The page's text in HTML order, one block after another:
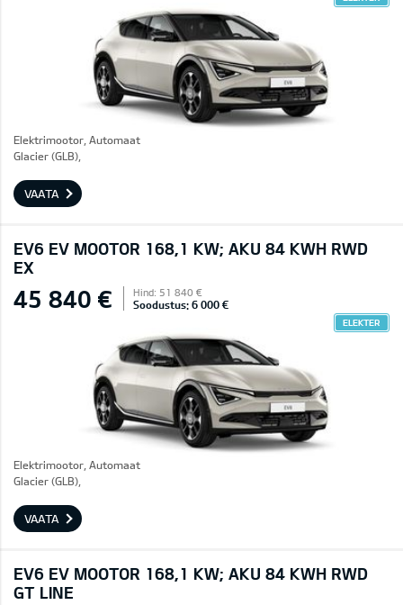
Elektrimootor, Automaat
Glacier (GLB),
VAATA
EV6 EV MOOTOR 168,1 KW; AKU 84 KWH RWD
EX
45 840 € Hind: 51 840 €
Soodustus: 6 000 €
ELEKTER
Elektrimootor, Automaat
Glacier (GLB),
VAATA
EV6 EV MOOTOR 168,1 KW; AKU 84 KWH RWD
GT LINE